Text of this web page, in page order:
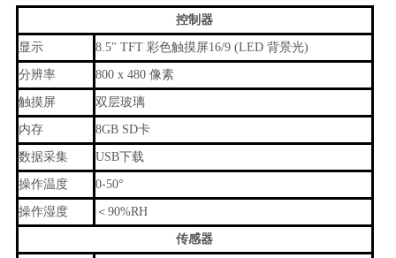
控制器
显示 8.5" TFT 彩色触摸屏16/9 (LED 背景光)
分辨率 800 x 480 像素
触摸屏 双层玻璃
内存 8GB SD卡
数据采集 USB下载
操作温度 0-50°
操作湿度 ＜90%RH
传感器